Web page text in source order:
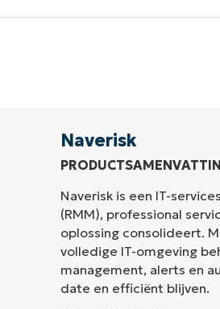
Naverisk
Naverisk is een IT-
(RMM), professional
oplossing consolideert.
volledige IT-omgeving
management, alerts en
date en efficiënt blijven.
Company